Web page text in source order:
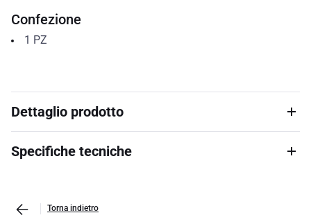
Confezione
1 PZ
Dettaglio prodotto
Specifiche tecniche
Torna indietro